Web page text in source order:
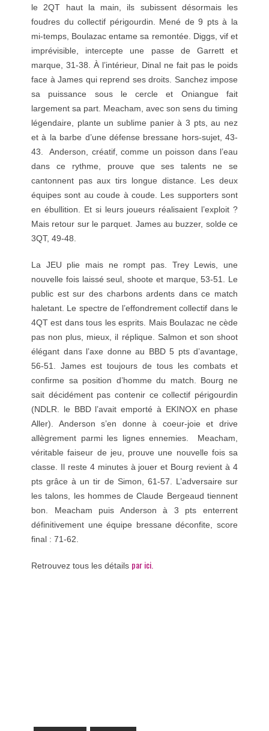
le 2QT haut la main, ils subissent désormais les
foudres du collectif périgourdin. Mené de 9 pts à la
mi-temps, Boulazac entame sa remontée. Diggs, vif et
imprévisible, intercepte une passe de Garrett et
marque, 31-38. À l’intérieur, Dinal ne fait pas le poids
face à James qui reprend ses droits. Sanchez impose
sa puissance sous le cercle et Oniangue fait
largement sa part. Meacham, avec son sens du timing
légendaire, plante un sublime panier à 3 pts, au nez
et à la barbe d’une défense bressane hors-sujet, 43-
43. Anderson, créatif, comme un poisson dans l’eau
dans ce rythme, prouve que ses talents ne se
cantonnent pas aux tirs longue distance. Les deux
équipes sont au coude à coude. Les supporters sont
en ébullition. Et si leurs joueurs réalisaient l’exploit ?
Mais retour sur le parquet. James au buzzer, solde ce
3QT, 49-48.
La JEU plie mais ne rompt pas. Trey Lewis, une
nouvelle fois laissé seul, shoote et marque, 53-51. Le
public est sur des charbons ardents dans ce match
haletant. Le spectre de l’effondrement collectif dans le
4QT est dans tous les esprits. Mais Boulazac ne cède
pas non plus, mieux, il réplique. Salmon et son shoot
élégant dans l’axe donne au BBD 5 pts d’avantage,
56-51. James est toujours de tous les combats et
confirme sa position d’homme du match. Bourg ne
sait décidément pas contenir ce collectif périgourdin
(NDLR. le BBD l’avait emporté à EKINOX en phase
Aller). Anderson s’en donne à coeur-joie et drive
allègrement parmi les lignes ennemies. Meacham,
véritable faiseur de jeu, prouve une nouvelle fois sa
classe. Il reste 4 minutes à jouer et Bourg revient à 4
pts grâce à un tir de Simon, 61-57. L’adversaire sur
les talons, les hommes de Claude Bergeaud tiennent
bon. Meacham puis Anderson à 3 pts enterrent
définitivement une équipe bressane déconfite, score
final : 71-62.
Retrouvez tous les détails par ici.